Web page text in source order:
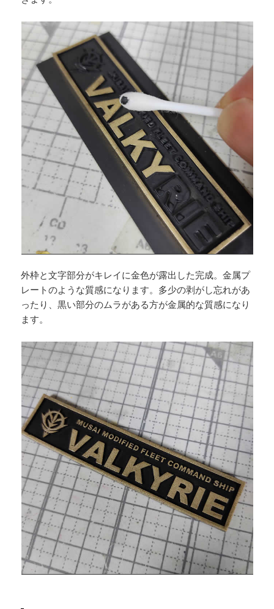
外枠と文字部分がキレイに金色が露出した完成。金属プ
レートのような質感になります。多少の剥がし忘れがあ
ったり、黒い部分のムラがある方が金属的な質感になり
ます。